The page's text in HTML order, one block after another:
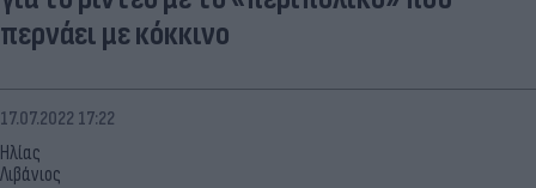
περνάει με κόκκινο
Ηλίας
Λιβάνιος
17.07.2022 17:22